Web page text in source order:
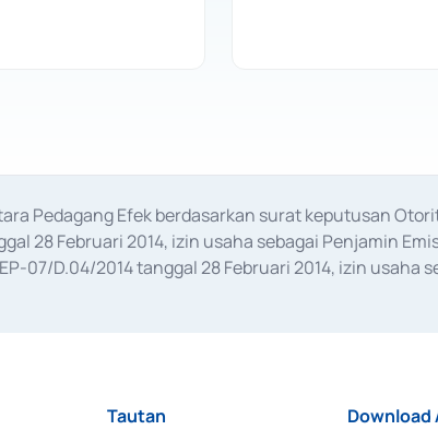
Pedagang Efek berdasarkan surat keputusan
28 Februari 2014, izin usaha sebagai Penjamin
07/D.04/2014 tanggal 28 Februari 2014, izin usaha
Tautan Download